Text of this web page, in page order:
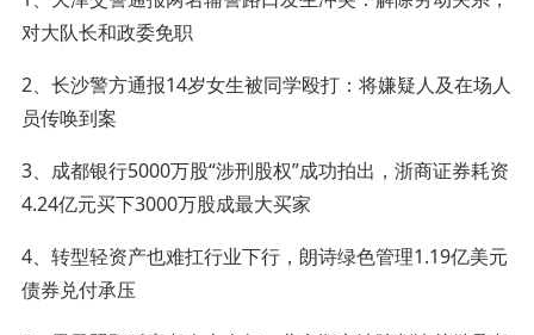
对大队长和政委免职
2、长沙警方通报14岁女生被同学殴打：将嫌疑人及在场人
员传唤到案
3、成都银行5000万股“涉刑股权”成功拍出，浙商证券耗资
4.24亿元买下3000万股成最大买家
4、转型轻资产也难扛行业下行，朗诗绿色管理1.19亿美元
债券兑付承压